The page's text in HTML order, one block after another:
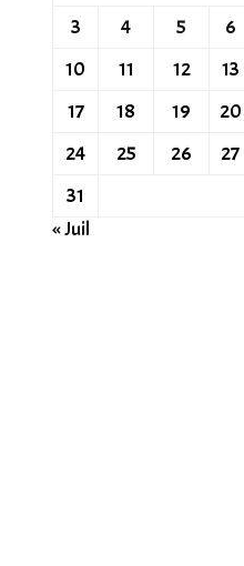
3
4 5 6
10
11 12 13
17
18 19 20
24
25 26 27
31
« Juil